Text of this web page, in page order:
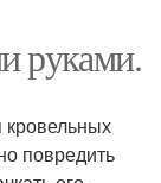
руками.
повредить